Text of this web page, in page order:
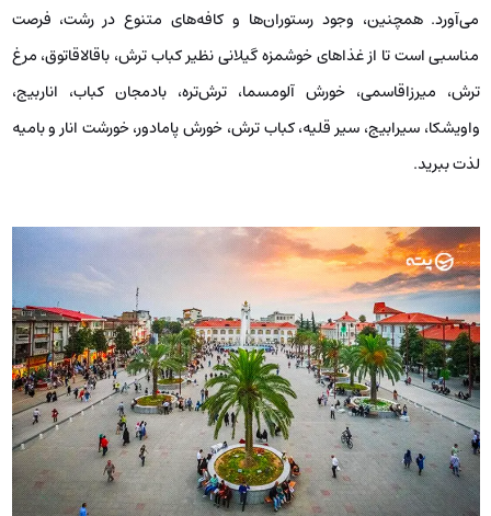
می‌آورد. همچنین، وجود رستوران‌ها و کافه‌های متنوع در رشت، فرصت
مناسبی است تا از غذاهای خوشمزه گیلانی نظیر کباب ترش، باقالاقاتوق، مرغ
ترش، میرزاقاسمی، خورش آلومسما، ترش‌تره، بادمجان کباب، اناربیج،
واویشکا، سیرابیج، سیر قلیه، کباب ترش، خورش پامادور، خورشت انار و بامیه
لذت ببرید.